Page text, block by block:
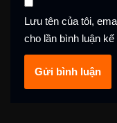
Lưu tên của tôi,
cho lần bình luận kế